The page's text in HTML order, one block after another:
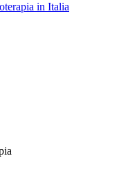
in Italia